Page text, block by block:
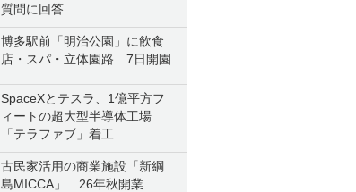
質問に回答
博多駅前「明治公園」に飲食
店・スパ・立体園路 7日開園
SpaceXとテスラ、1億平方フ
ィートの超大型半導体工場
「テラファブ」着工
古民家活用の商業施設「新綱
島MICCA」 26年秋開業